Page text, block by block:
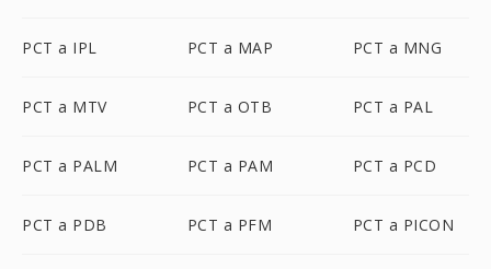
PCT a IPL PCT a MAP PCT a MNG
PCT a MTV PCT a OTB PCT a PAL
PCT a PALM PCT a PAM PCT a PCD
PCT a PDB PCT a PFM PCT a PICON